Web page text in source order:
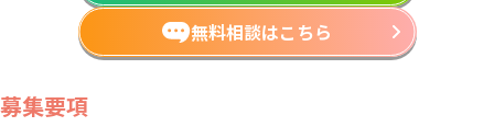
無料相談はこちら
募集要項